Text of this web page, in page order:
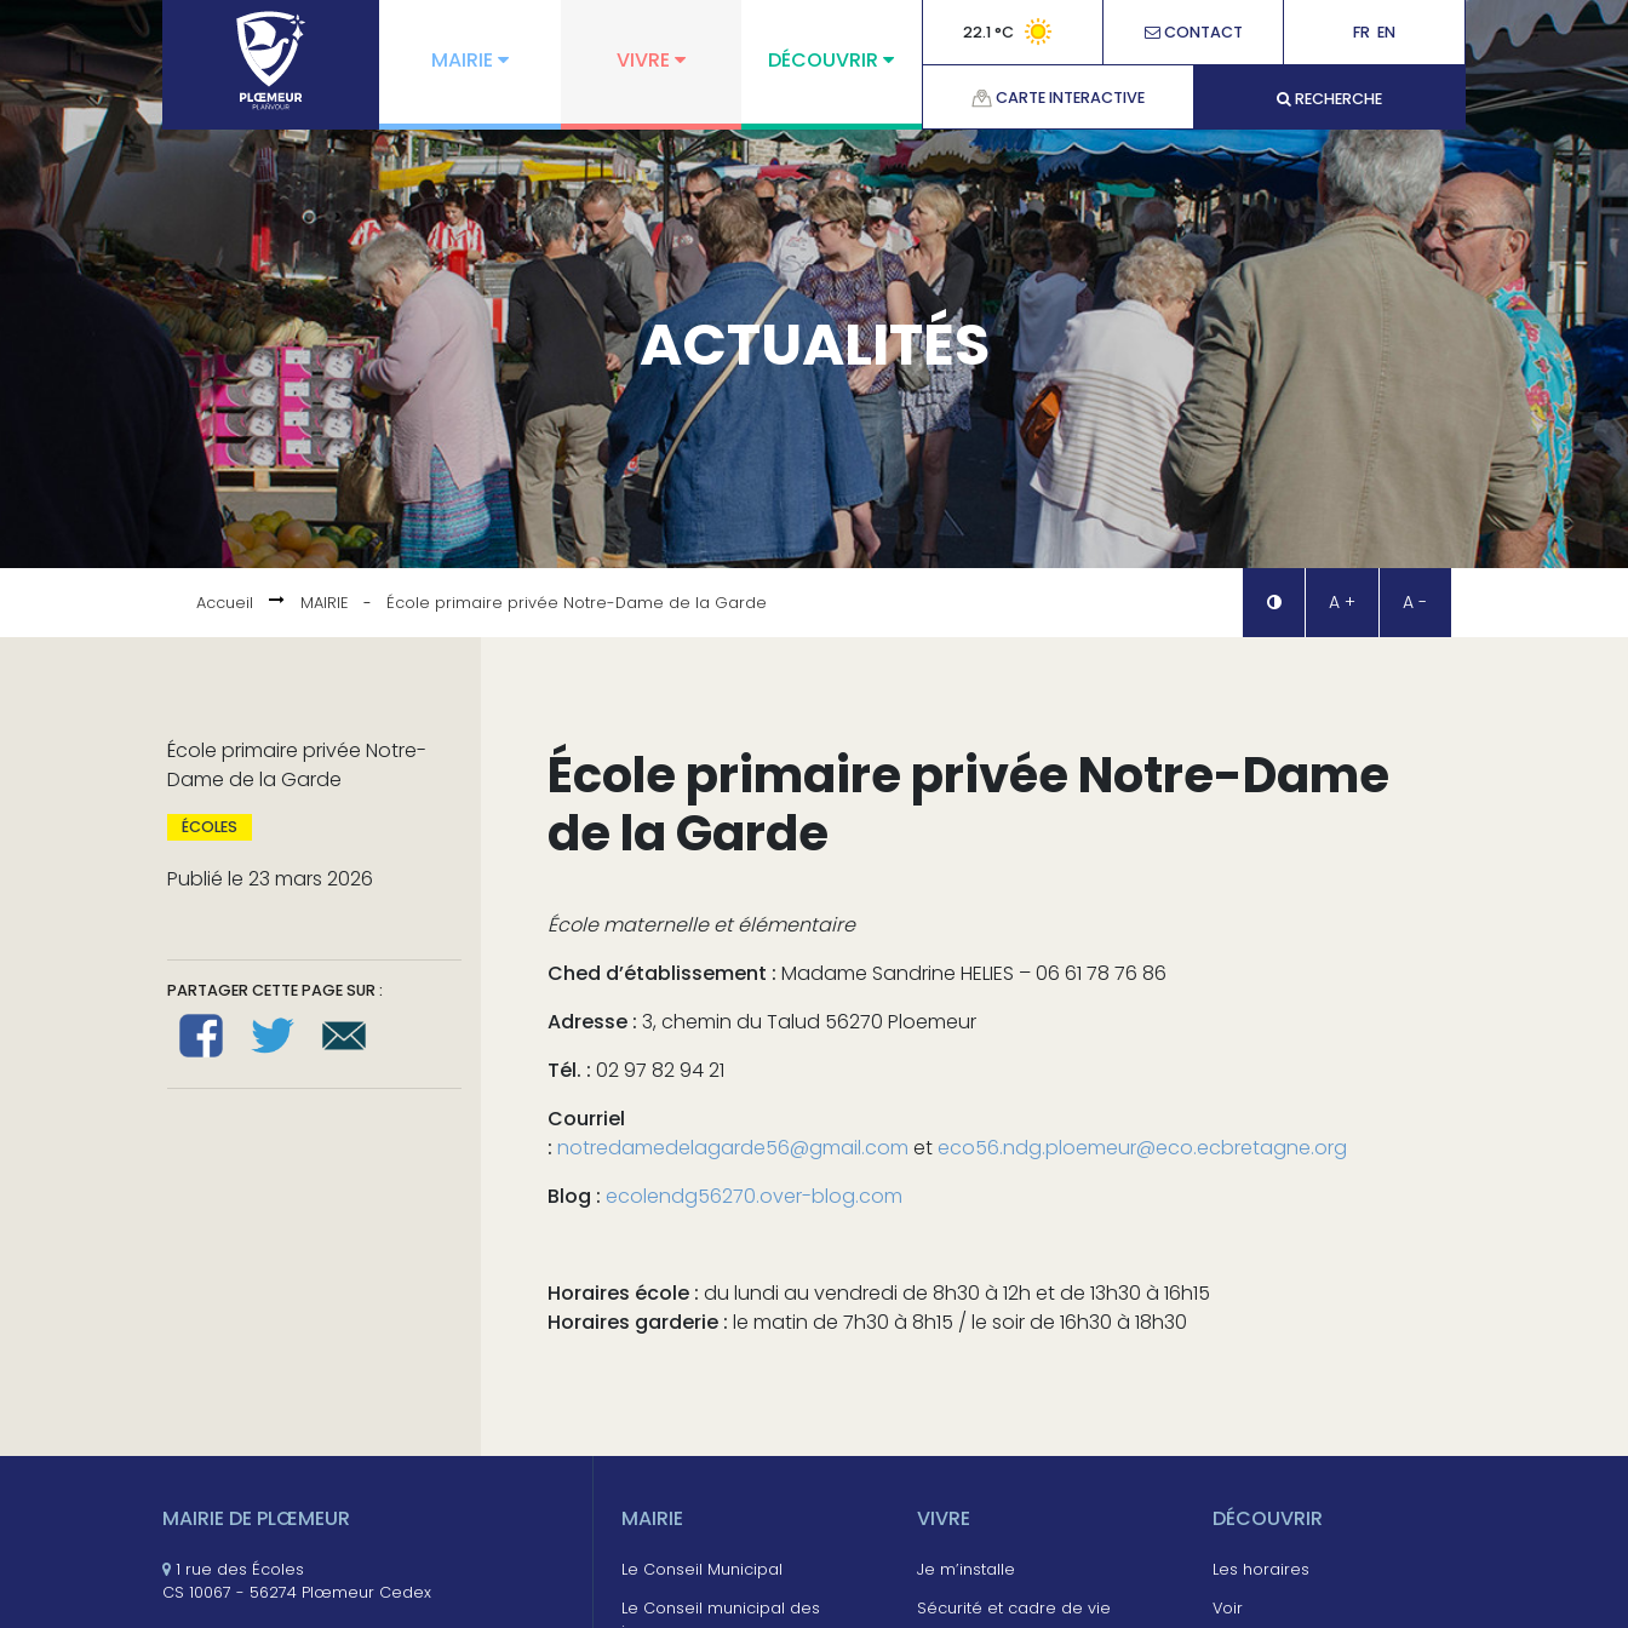
MAIRIE VIVRE DÉCOUVRIR
22.1 °C CONTACT FR EN
CARTE INTERACTIVE RECHERCHE
ACTUALITÉS
Accueil MAIRIE - École primaire privée Notre-Dame de la Garde A + A -
École primaire privée Notre-
Dame de la Garde
ÉCOLES
Publié le 23 mars 2026
PARTAGER CETTE PAGE SUR :
École primaire privée Notre-Dame
de la Garde
École maternelle et élémentaire
Ched d’établissement : Madame Sandrine HELIES – 06 61 78 76 86
Adresse : 3, chemin du Talud 56270 Ploemeur
Tél. : 02 97 82 94 21
Courriel
: notredamedelagarde56@gmail.com et eco56.ndg.ploemeur@eco.ecbretagne.org
Blog : ecolendg56270.over-blog.com
Horaires école : du lundi au vendredi de 8h30 à 12h et de 13h30 à 16h15
Horaires garderie : le matin de 7h30 à 8h15 / le soir de 16h30 à 18h30
MAIRIE DE PLŒMEUR
1 rue des Écoles
CS 10067 - 56274 Plœmeur Cedex
MAIRIE
Le Conseil Municipal
Le Conseil municipal des
VIVRE
Je m’installe
Sécurité et cadre de vie
DÉCOUVRIR
Les horaires
Voir